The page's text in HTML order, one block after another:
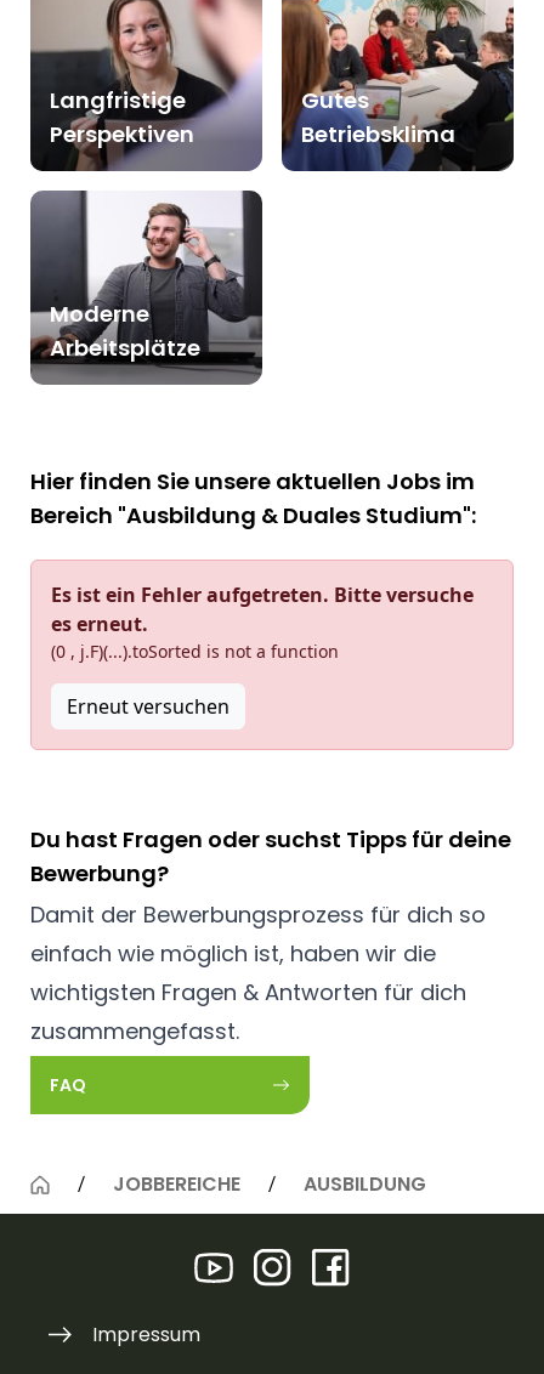
Langfristige
Perspektiven
Gutes
Betriebsklima
Moderne
Arbeitsplätze
Hier finden Sie unsere aktuellen Jobs im
Bereich "Ausbildung & Duales Studium":
Es ist ein Fehler aufgetreten. Bitte versuche
es erneut.
(0 , j.F)(...).toSorted is not a function
Erneut versuchen
Du hast Fragen oder suchst Tipps für deine
Bewerbung?
Damit der Bewerbungsprozess für dich so
einfach wie möglich ist, haben wir die
wichtigsten Fragen & Antworten für dich
zusammengefasst.
FAQ
JOBBEREICHE AUSBILDUNG
Impressum